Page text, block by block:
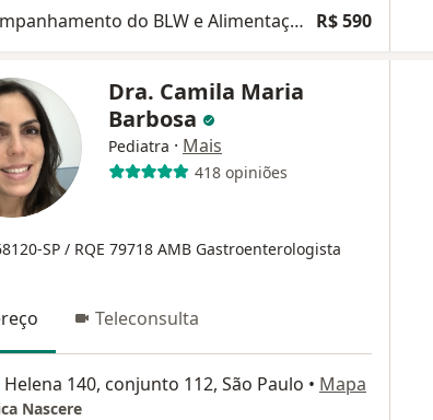
Acompanhamento do BLW e Alimentação participativa R$ 590
Dra. Camila Maria
Barbosa
Pediatra · Mais
418 opiniões
SP / RQE 79718 AMB Gastroenterologista
Teleconsulta
Helena 140, conjunto 112, São Paulo • Mapa
Nascere